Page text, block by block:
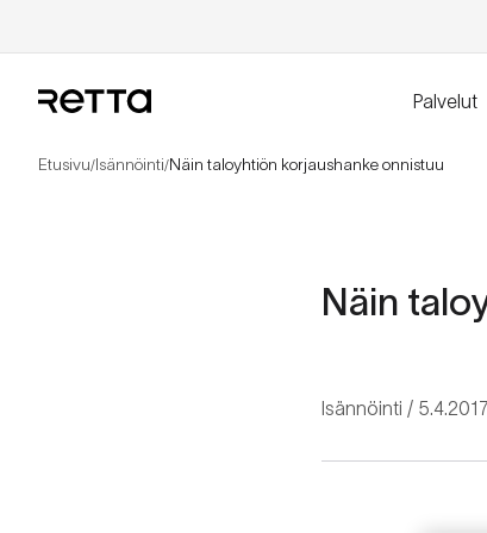
Palvelut
Etusivu/Isännöinti/Näin taloyhtiön korjaushanke onnistuu
Näin
Isännöinti 5.4.2017